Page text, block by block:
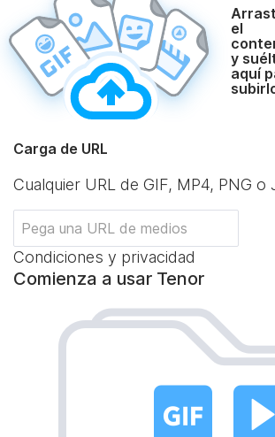
el
y
aquí
Carga de URL
Cualquier URL de GIF, MP4, PNG o
Condiciones y privacidad
Comienza a usar Tenor